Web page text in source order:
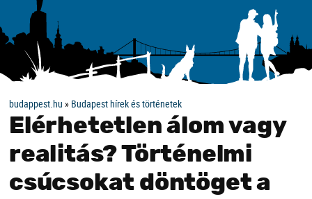
budappest.hu » Budapest hírek és történetek
Elérhetetlen álom vagy
realitás? Történelmi
csúcsokat döntöget a